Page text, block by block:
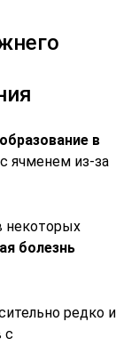
образование в
ячменем из-за
некоторых
болезнь
редко и
с